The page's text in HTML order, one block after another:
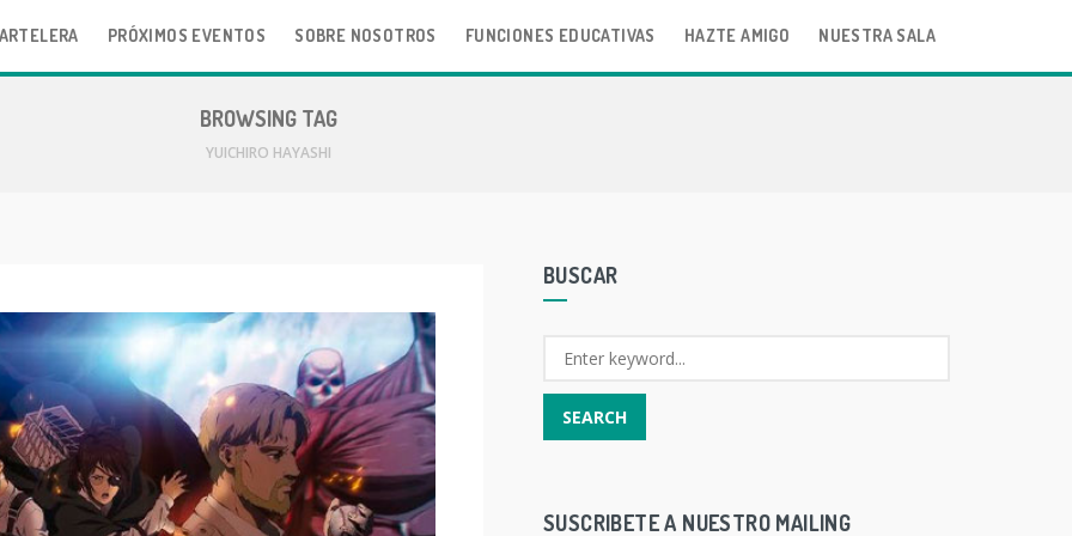
PRÓXIMOS EVENTOS SOBRE NOSOTROS FUNCIONES EDUCATIVAS HAZTE AMIGO NUESTRA SALA
BROWSING TAG
YUICHIRO HAYASHI
BUSCAR
SUSCRIBETE A NUESTRO MAILING